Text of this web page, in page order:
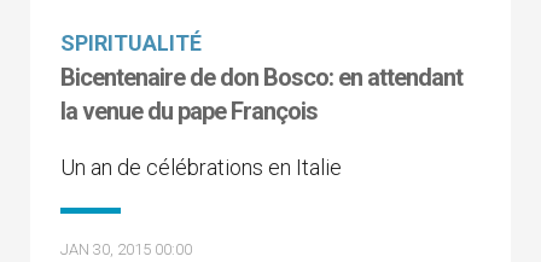
SPIRITUALITÉ
Bicentenaire de don Bosco: en attendant
la venue du pape François
Un an de célébrations en Italie
JAN 30, 2015 00:00